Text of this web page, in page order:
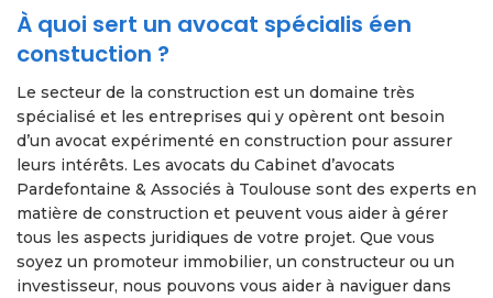
À quoi sert un avocat spécialis éen
constuction ?
Le secteur de la construction est un domaine très
spécialisé et les entreprises qui y opèrent ont besoin
d’un avocat expérimenté en construction pour assurer
leurs intérêts. Les avocats du Cabinet d’avocats
Pardefontaine & Associés à Toulouse sont des experts en
matière de construction et peuvent vous aider à gérer
tous les aspects juridiques de votre projet. Que vous
soyez un promoteur immobilier, un constructeur ou un
investisseur, nous pouvons vous aider à naviguer dans